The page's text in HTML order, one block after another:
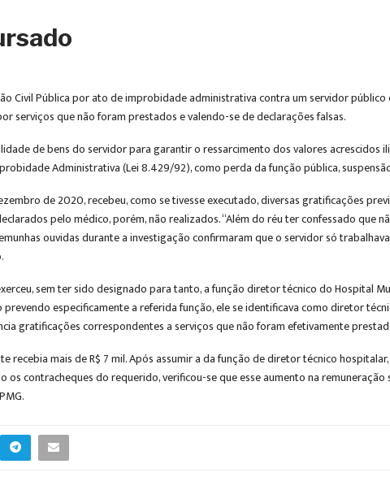
Civil Pública por ato de improbidade administrativa contra um servidor
serviços que não foram prestados e valendo-se de declarações falsas.
de bens do servidor para garantir o ressarcimento dos valores
Administrativa (Lei 8.429/92), como perda da função pública,
de 2020, recebeu, como se tivesse executado, diversas gratificações
pelo médico, porém, não realizados. “Além do réu ter confessado que
ouvidas durante a investigação confirmaram que o servidor só
sem ter sido designado para tanto, a função diretor técnico do Hospital
especificamente a referida função, ele se identificava como diretor
gratificações correspondentes a serviços que não foram efetivamente
recebia mais de R$ 7 mil. Após assumir a da função de diretor técnico
os contracheques do requerido, verificou-se que esse aumento na